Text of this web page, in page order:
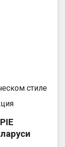
стиле